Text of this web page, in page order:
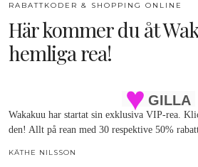
RABATTKODER & SHOPPING ONLINE
Här kommer du åt
hemliga rea!
GILLA
Wakakuu har startat sin exklusiva VIP-rea.
den! Allt på rean med 30 respektive 50%
KÄTHE NILSSON